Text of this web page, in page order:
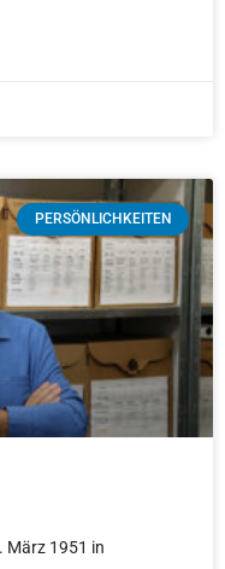
PERSÖNLICHKEITEN
März 1951 in